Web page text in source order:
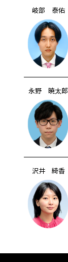
岐部 泰佑
永野 暁太郎
沢井 綺香